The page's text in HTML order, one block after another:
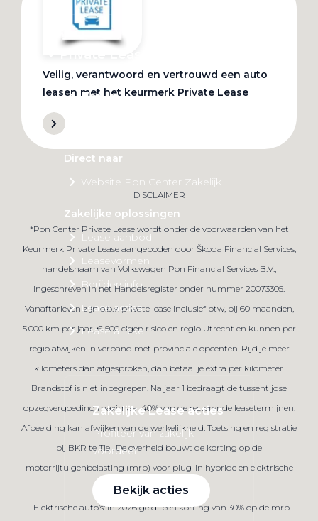
Terug
Direct naar
Website Pon Center Zakelijk
Zakelijke oplossingen
Lease aanbod
Leasevormen
Berijdersinfo
Lease acties
Lease a Bike
Zakelijke Lease acties
Profiteer van zakelijk
voordeel
Bekijk acties
Veilig, verantwoord en vertrouwd een auto
leasen met het keurmerk Private Lease
DISCLAIMER
*Pon Center Private Lease wordt onder de voorwaarden van het
Keurmerk Private Lease aangeboden door Škoda Financial Services,
handelsnaam van Volkswagen Pon Financial Services B.V.,
ingeschreven in het Handelsregister onder nummer 20073305.
Vanaftarieven zijn o.b.v. private lease inclusief btw, bij 60 maanden,
5.000 km per jaar, € 500 eigen risico en regio Utrecht en kunnen per
regio afwijken in verband met provinciale opcenten. Rijd je meer
kilometers dan afgesproken, dan betaal je extra per kilometer.
Brandstof is niet inbegrepen. Na jaar 1 bedraagt de tussentijdse
opzegvergoeding maximaal 40% van de resterende leasetermijnen.
Afbeelding kan afwijken van de werkelijkheid. Toetsing en registratie
bij BKR te Tiel. De overheid bouwt de korting op de
motorrijtuigenbelasting (mrb) voor plug-in hybride en elektrische
auto’s in 2026 verder af.
- Elektrische auto’s: In 2026 geldt een korting van 30% op de mrb.